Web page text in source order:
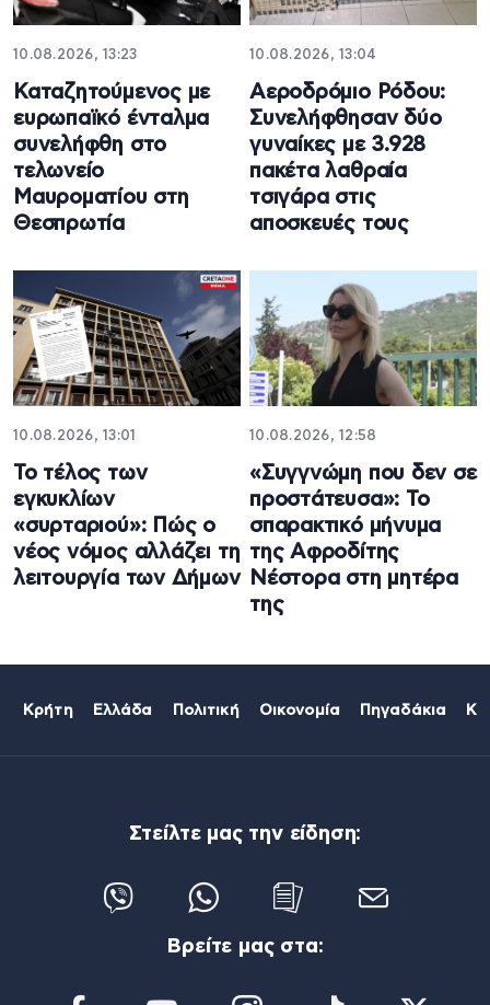
10.08.2026, 13:23
Καταζητούμενος με
ευρωπαϊκό ένταλμα
συνελήφθη στο
τελωνείο
Μαυροματίου στη
Θεσπρωτία
10.08.2026, 13:04
Αεροδρόμιο Ρόδου:
Συνελήφθησαν δύο
γυναίκες με 3.928
πακέτα λαθραία
τσιγάρα στις
αποσκευές τους
10.08.2026, 13:01
Το τέλος των
εγκυκλίων
«συρταριού»: Πώς ο
νέος νόμος αλλάζει τη
λειτουργία των Δήμων
10.08.2026, 12:58
«Συγγνώμη που δεν σε
προστάτευσα»: Το
σπαρακτικό μήνυμα
της Αφροδίτης
Νέστορα στη μητέρα
της
Κρήτη Ελλάδα Πολιτική Οικονομία Πηγαδάκια
Στείλτε μας την είδηση:
Βρείτε μας στα: